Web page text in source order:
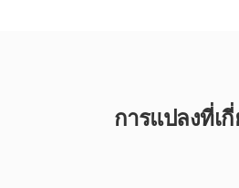
การแปลงที่เ